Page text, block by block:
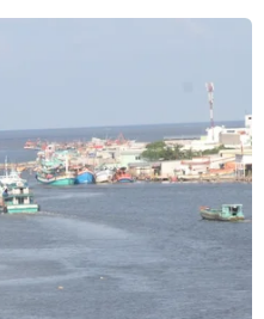
tro bụi dày đặc. (Nguồn: AP)
và 8 du khách bị
bất ngờ phun
lúc gần 12 giờ ngày
Nagano và Gifu.